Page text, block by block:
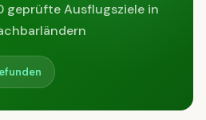
geprüfte Ausflugsziele in